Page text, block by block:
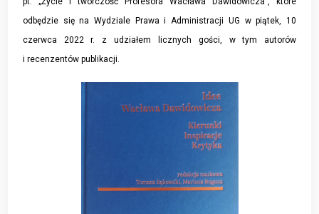
odbędzie się na Wydziale Prawa i Administracji UG w piątek, 10
czerwca 2022 r. z udziałem licznych gości, w tym autorów
i recenzentów publikacji.